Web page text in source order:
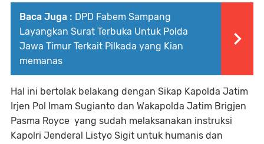
Baca Juga : DPD Fabem Sampang
Layangkan Surat Terbuka Untuk Polda
Jawa Timur Terkait Pilkada yang Kian
memanas
Hal ini bertolak belakang dengan Sikap Kapolda Jatim
Irjen Pol Imam Sugianto dan Wakapolda Jatim Brigjen
Pasma Royce yang sudah melaksanakan instruksi
Kapolri Jenderal Listyo Sigit untuk humanis dan